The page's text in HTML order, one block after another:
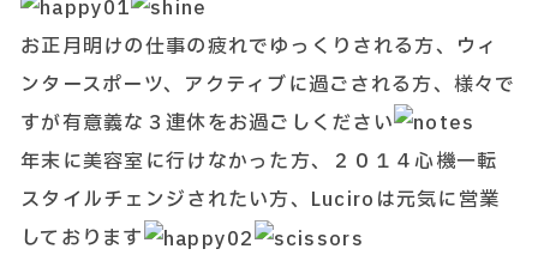
お正月明けの仕事の疲れでゆっくりされる方、ウィ
ンタースポーツ、アクティブに過ごされる方、様々で
すが有意義な３連休をお過ごしください
年末に美容室に行けなかった方、２０１４心機一転
スタイルチェンジされたい方、Luciroは元気に営業
しております